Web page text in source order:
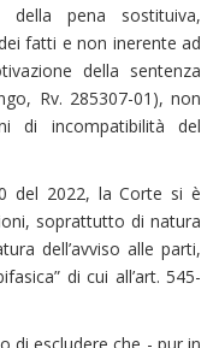
della pena sostituiva,
fatti e non inerente ad
della sentenza
Rv. 285307-01), non
di incompatibilità del
del 2022, la Corte si è
soprattutto di natura
dell’avviso alle parti,
di cui all’art. 545-